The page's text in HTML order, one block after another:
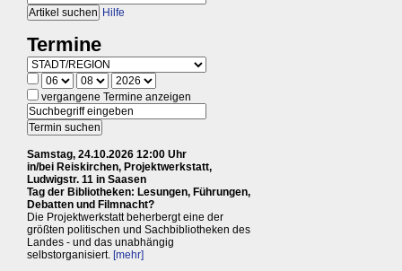
Hilfe
Termine
vergangene Termine anzeigen
Samstag, 24.10.2026 12:00 Uhr
in/bei Reiskirchen, Projektwerkstatt,
Ludwigstr. 11 in Saasen
Tag der Bibliotheken: Lesungen, Führungen,
Debatten und Filmnacht?
Die Projektwerkstatt beherbergt eine der
größten politischen und Sachbibliotheken des
Landes - und das unabhängig
selbstorganisiert. [mehr]